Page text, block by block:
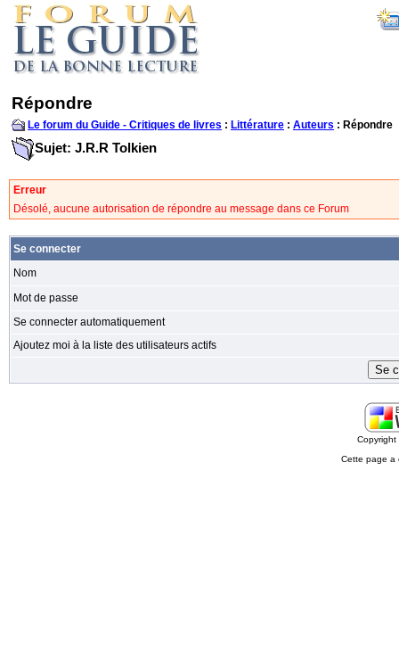
Répondre
Le forum du Guide - Critiques de livres : Littérature : Auteurs : Répondre
Sujet: J.R.R Tolkien
Erreur
Désolé, aucune autorisation de répondre au message dans ce Forum
Se connecter
Nom
Mot de passe
Se connecter automatiquement
Ajoutez moi à la liste des utilisateurs actifs
Cette page a